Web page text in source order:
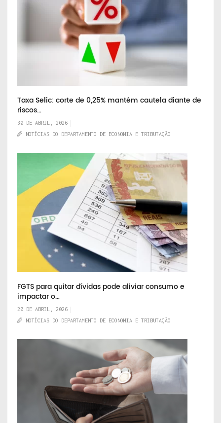
Taxa Selic: corte de 0,25% mantém cautela diante de
riscos…
30 DE ABRIL, 2026
NOTÍCIAS DO DEPARTAMENTO DE ECONOMIA E TRIBUTAÇÃO
FGTS para quitar dívidas pode aliviar consumo e
impactar o…
20 DE ABRIL, 2026
NOTÍCIAS DO DEPARTAMENTO DE ECONOMIA E TRIBUTAÇÃO